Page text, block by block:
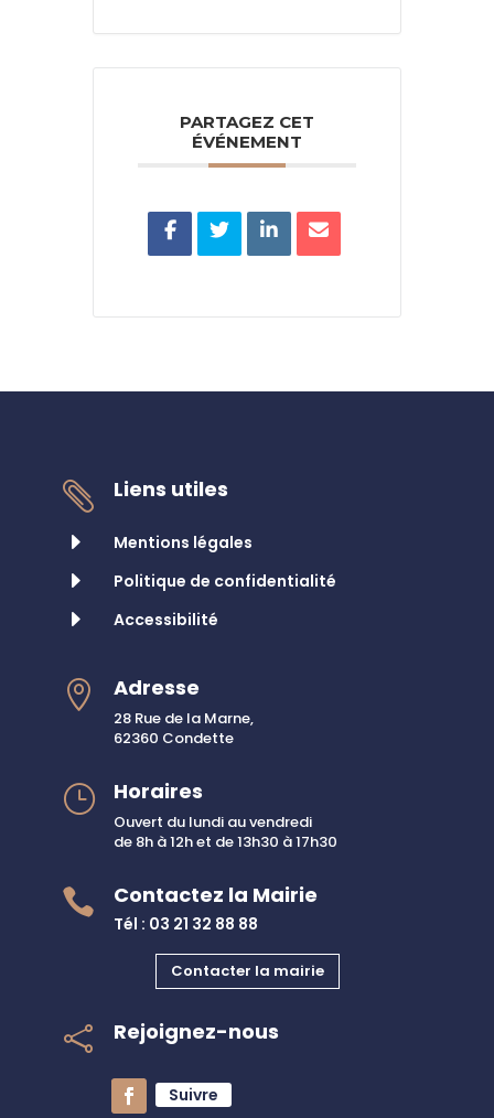
PARTAGEZ CET
ÉVÉNEMENT

Liens utiles
E
Mentions légales
E Politique de confidentialité
E Accessibilité
 Adresse
28 Rue de la Marne,
62360 Condette
} Horaires
Ouvert du lundi au vendredi
de 8h à 12h et de 13h30 à 17h30
 Contactez la Mairie
Tél : 03 21 32 88 88
Contacter la mairie
 Rejoignez-nous
Suivre